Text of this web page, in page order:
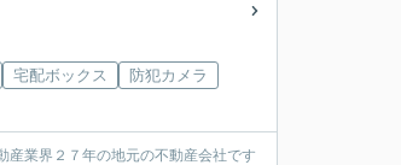
宅配ボックス
防犯カメラ
産業界２７年の地元の不動産会社です